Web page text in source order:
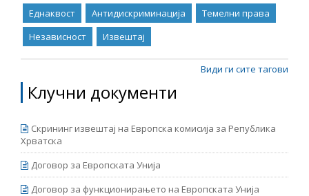
му претходи на новиот Извештај за напредокот
на Република Македонија кој се очекува да биде
објавен од страна на Европската комисија во
средината на април. Извештајот е подготвен во
рамките на проектот „Мрежа 23+“, финансиран од
Еднаквост Антидискриминација
Темелни права
Независност
Извештај
Види ги сите тагови
Клучни документи
Скрининг извештај на Европска комисија за Република
Хрватска
Договор за Европската Унија
Договор за функционирањето на Европската Унија